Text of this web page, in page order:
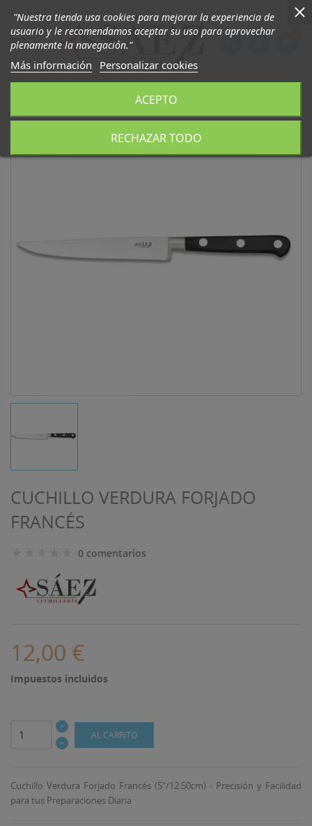

CUCHILLO VERDURA FORJADO
FRANCÉS
0 comentarios
12,00 €
Impuestos incluidos
AL CARRITO
Cuchillo Verdura Forjado Francés (5"/12.50cm) - Precisión y Facilidad
para tus Preparaciones Diaria
"Nuestra tienda usa cookies para mejorar la experiencia de
usuario y le recomendamos aceptar su uso para aprovechar
plenamente la navegación."
Más información Personalizar cookies
RECHAZAR TODO
ACEPTO